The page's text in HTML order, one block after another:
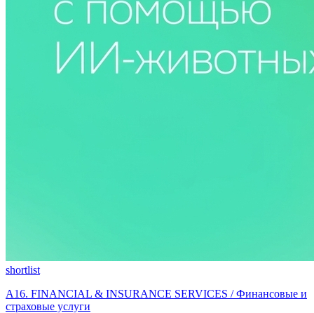
shortlist
A16. FINANCIAL & INSURANCE SERVICES / Финансовые и
страховые услуги